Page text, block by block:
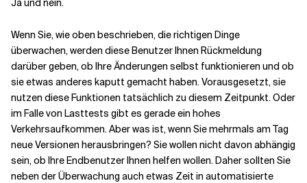
Ja und nein.
Wenn Sie, wie oben beschrieben, die richtigen Dinge
überwachen, werden diese Benutzer Ihnen Rückmeldung
darüber geben, ob Ihre Änderungen selbst funktionieren und ob
sie etwas anderes kaputt gemacht haben. Vorausgesetzt, sie
nutzen diese Funktionen tatsächlich zu diesem Zeitpunkt. Oder
im Falle von Lasttests gibt es gerade ein hohes
Verkehrsaufkommen. Aber was ist, wenn Sie mehrmals am Tag
neue Versionen herausbringen? Sie wollen nicht davon abhängig
sein, ob Ihre Endbenutzer Ihnen helfen wollen. Daher sollten Sie
neben der Überwachung auch etwas Zeit in automatisierte